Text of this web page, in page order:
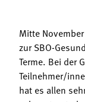
Mitte
zur SBO-
Terme. Bei der
Teilnehmer/
hat es allen